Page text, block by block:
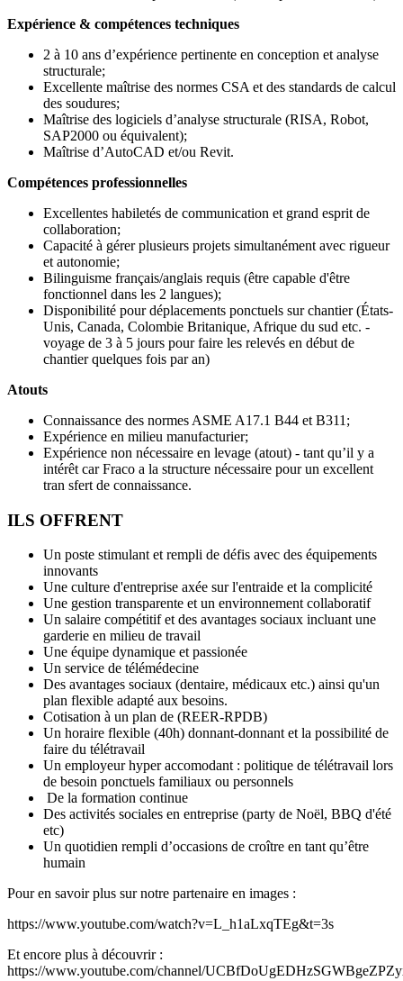
Expérience & compétences techniques
2 à 10 ans d’expérience pertinente en conception et analyse
structurale;
Excellente maîtrise des normes CSA et des standards de calcul
des soudures;
Maîtrise des logiciels d’analyse structurale (RISA, Robot,
SAP2000 ou équivalent);
Maîtrise d’AutoCAD et/ou Revit.
Compétences professionnelles
Excellentes habiletés de communication et grand esprit de
collaboration;
Capacité à gérer plusieurs projets simultanément avec rigueur
et autonomie;
Bilinguisme français/anglais requis (être capable d'être
fonctionnel dans les 2 langues);
Disponibilité pour déplacements ponctuels sur chantier (États-
Unis, Canada, Colombie Britanique, Afrique du sud etc. -
voyage de 3 à 5 jours pour faire les relevés en début de
chantier quelques fois par an)
Atouts
Connaissance des normes ASME A17.1 B44 et B311;
Expérience en milieu manufacturier;
Expérience non nécessaire en levage (atout) - tant qu’il y a
intérêt car Fraco a la structure nécessaire pour un excellent
tran sfert de connaissance.
ILS OFFRENT
Un poste stimulant et rempli de défis avec des équipements
innovants
Une culture d'entreprise axée sur l'entraide et la complicité
Une gestion transparente et un environnement collaboratif
Un salaire compétitif et des avantages sociaux incluant une
garderie en milieu de travail
Une équipe dynamique et passionée
Un service de télémédecine
Des avantages sociaux (dentaire, médicaux etc.) ainsi qu'un
plan flexible adapté aux besoins.
Cotisation à un plan de (REER-RPDB)
Un horaire flexible (40h) donnant-donnant et la possibilité de
faire du télétravail
Un employeur hyper accomodant : politique de télétravail lors
de besoin ponctuels familiaux ou personnels
De la formation continue
Des activités sociales en entreprise (party de Noël, BBQ d'été
etc)
Un quotidien rempli d’occasions de croître en tant qu’être
humain
Pour en savoir plus sur notre partenaire en images :
https://www.youtube.com/watch?v=L_h1aLxqTEg&t=3s
Et encore plus à découvrir :
https://www.youtube.com/channel/